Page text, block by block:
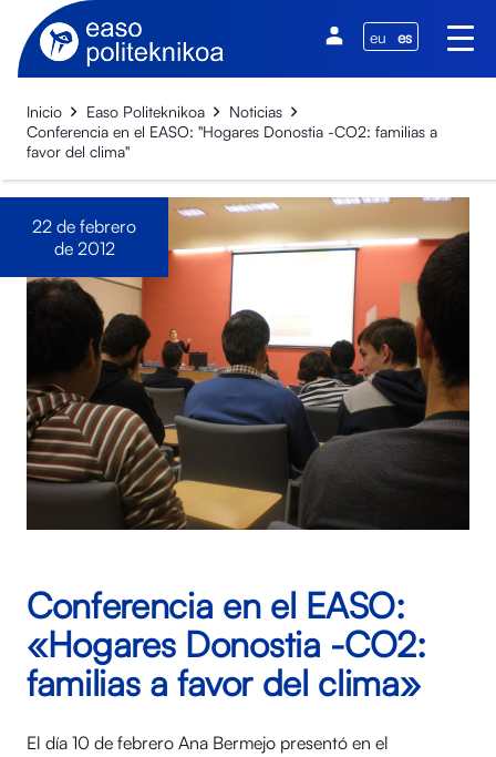
eu es
Inicio Easo Politeknikoa
Noticias
Conferencia en el EASO: "Hogares Donostia -CO2: familias a
favor del clima"
22 de febrero
de 2012
Conferencia en el EASO:
«Hogares Donostia -CO2:
familias a favor del clima»
El día 10 de febrero Ana Bermejo presentó en el